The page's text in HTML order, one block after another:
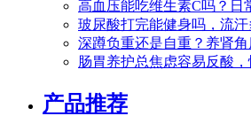
高血压能吃维生素C吗？日
玻尿酸打完能健身吗，流
深蹲负重还是自重？养肾角
肠胃养护总焦虑容易反酸
产品推荐